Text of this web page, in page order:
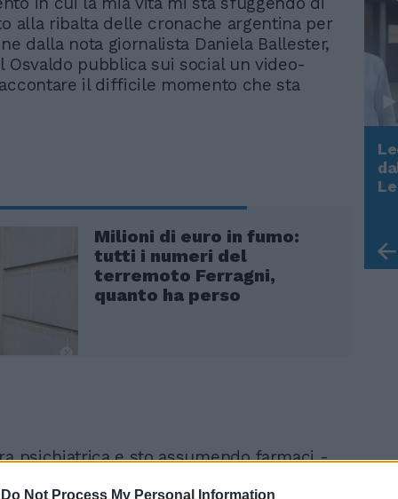
Do Not Process My Personal Information
alla ribalta delle cronache argentina per
dalla nota giornalista Daniela Ballester,
Osvaldo pubblica sui social un video-
il difficile momento che sta
Milioni di euro in fumo:
tutti i numeri del
terremoto Ferragni,
quanto ha perso
psichiatrica e sto assumendo farmaci -